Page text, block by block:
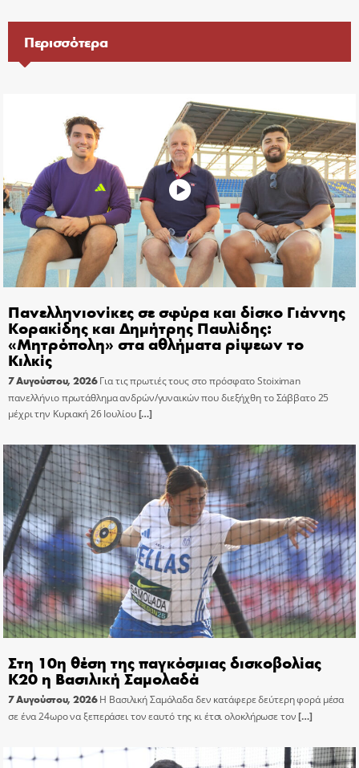
Περισσότερα
Πανελληνιονίκες σε σφύρα και δίσκο Γιάννης
Κορακίδης και Δημήτρης Παυλίδης:
«Μητρόπολη» στα αθλήματα ρίψεων το
Κιλκίς
7 Αυγούστου, 2026 Για τις πρωτιές τους στο πρόσφατο Stoiximan
πανελλήνιο πρωτάθλημα ανδρών/γυναικών που διεξήχθη το Σάββατο 25
μέχρι την Κυριακή 26 Ιουλίου[…]
Στη 10η θέση της παγκόσμιας δισκοβολίας
Κ20 η Βασιλική Σαμολαδά
7 Αυγούστου, 2026 Η Βασιλική Σαμόλαδα δεν κατάφερε δεύτερη φορά μέσα
σε ένα 24ωρο να ξεπεράσει τον εαυτό της κι έτσι ολοκλήρωσε τον[…]